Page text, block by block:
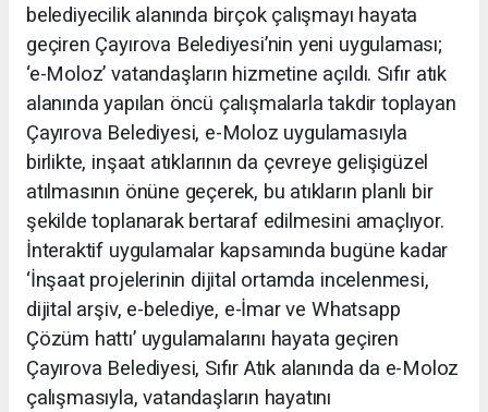
belediyecilik alanında birçok çalışmayı hayata
geçiren Çayırova Belediyesi’nin yeni uygulaması;
‘e-Moloz’ vatandaşların hizmetine açıldı. Sıfır atık
alanında yapılan öncü çalışmalarla takdir toplayan
Çayırova Belediyesi, e-Moloz uygulamasıyla
birlikte, inşaat atıklarının da çevreye gelişigüzel
atılmasının önüne geçerek, bu atıkların planlı bir
şekilde toplanarak bertaraf edilmesini amaçlıyor.
İnteraktif uygulamalar kapsamında bugüne kadar
‘İnşaat projelerinin dijital ortamda incelenmesi,
dijital arşiv, e-belediye, e-İmar ve Whatsapp
Çözüm hattı’ uygulamalarını hayata geçiren
Çayırova Belediyesi, Sıfır Atık alanında da e-Moloz
çalışmasıyla, vatandaşların hayatını